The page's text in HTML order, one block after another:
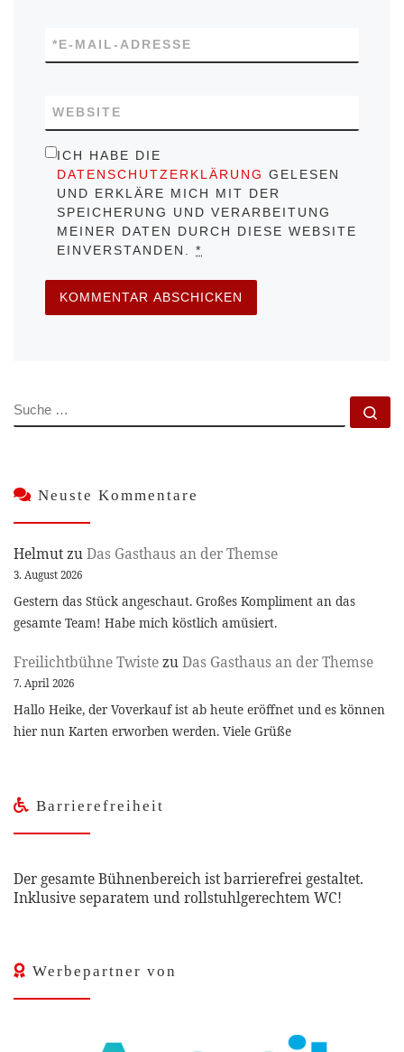
E-MAIL-ADRESSE
*
WEBSITE
ICH HABE DIE
DATENSCHUTZERKLÄRUNG GELESEN
UND ERKLÄRE MICH MIT DER
SPEICHERUNG UND VERARBEITUNG
MEINER DATEN DURCH DIESE WEBSITE
EINVERSTANDEN.*
SUCHE
Neuste Kommentare
HelmutzuDas Gasthaus an der Themse
3. August 2026
Gestern das Stück angeschaut. Großes Kompliment an das
gesamte Team! Habe mich köstlich amüsiert.
Freilichtbühne TwistezuDas Gasthaus an der Themse
7. April 2026
Hallo Heike, der Voverkauf ist ab heute eröffnet und es können
hier nun Karten erworben werden. Viele Grüße
Barrierefreiheit
Der gesamte Bühnenbereich ist barrierefrei gestaltet.
Inklusive separatem und rollstuhlgerechtem WC!
Werbepartner von